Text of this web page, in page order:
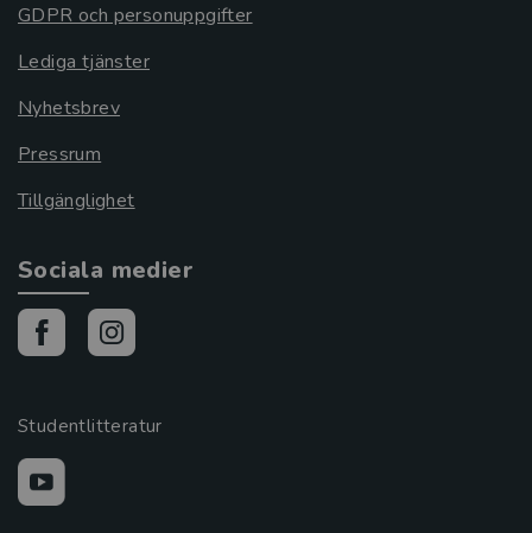
GDPR och personuppgifter
Lediga tjänster
Nyhetsbrev
Pressrum
Tillgänglighet
Sociala medier
Studentlitteratur